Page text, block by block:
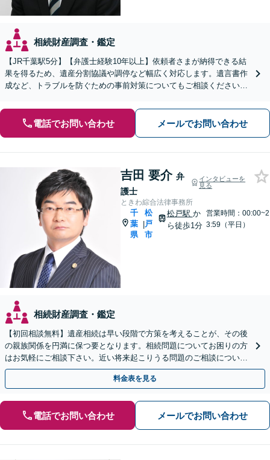
相続財産調査・鑑定
【JR千葉駅5分】【弁護士経験10年以上】依頼者さまが納得できる結
果を得るため、遺産分割協議や調停など幅広く対応します。遺言書作
成など、トラブルを防ぐための事前対策についてもご相談ください
電話でお問い合わせ メールでお問い合わせ
吉田 要介 弁
護士
インタビューを
見る
ときわ綜合法律事務所
千
葉
県
|
松
戸
市
松戸駅 か
ら徒歩1分
営業時間：00:00~2
3:59（平日）
相続財産調査・鑑定
【初回相談無料】遺産相続は早い段階で方策を考えることが、その後
の親族関係を円満に保つ要となります。相続問題についてお困りの方
はお気軽にご相談下さい。近い将来起こりうる問題のご相談について
も承っています。
料金表を見る
電話でお問い合わせ メールでお問い合わせ